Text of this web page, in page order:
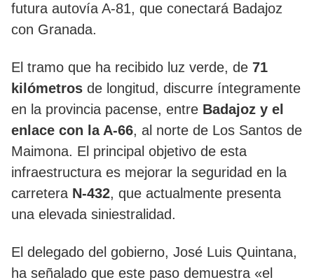
futura autovía A-81, que conectará Badajoz
con Granada.
El tramo que ha recibido luz verde, de 71
kilómetros de longitud, discurre íntegramente
en la provincia pacense, entre Badajoz y el
enlace con la A-66, al norte de Los Santos de
Maimona. El principal objetivo de esta
infraestructura es mejorar la seguridad en la
carretera N-432, que actualmente presenta
una elevada siniestralidad.
El delegado del gobierno, José Luis Quintana,
ha señalado que este paso demuestra «el